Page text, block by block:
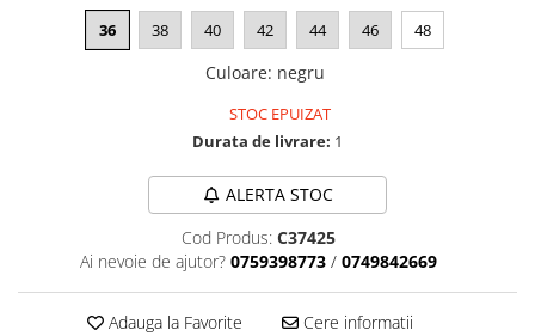
36 38 40 42 44 46 48
Culoare: negru
STOC EPUIZAT
Durata de livrare: 1
ALERTA STOC
Cod Produs: C37425
Ai nevoie de ajutor? 0759398773 / 0749842669
Adauga la Favorite Cere informatii